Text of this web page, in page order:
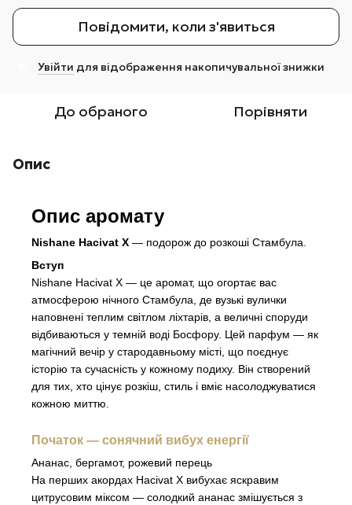
Повідомити, коли з'явиться
Увійти для відображення накопичувальної знижки
До обраного Порівняти
Опис
Опис аромату
Nishane Hacivat X — подорож до розкоші Стамбула.
Вступ
Nishane Hacivat X — це аромат, що огортає вас
атмосферою нічного Стамбула, де вузькі вулички
наповнені теплим світлом ліхтарів, а величні споруди
відбиваються у темній воді Босфору. Цей парфум — як
магічний вечір у стародавньому місті, що поєднує
історію та сучасність у кожному подиху. Він створений
для тих, хто цінує розкіш, стиль і вміє насолоджуватися
кожною миттю.
Початок — сонячний вибух енергії
Ананас, бергамот, рожевий перець
На перших акордах Hacivat X вибухає яскравим
цитрусовим міксом — солодкий ананас змішується з